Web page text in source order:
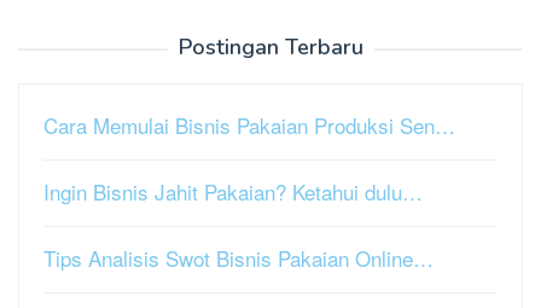
Postingan Terbaru
Cara Memulai Bisnis Pakaian Produksi Sen…
Ingin Bisnis Jahit Pakaian? Ketahui dulu…
Tips Analisis Swot Bisnis Pakaian Online…